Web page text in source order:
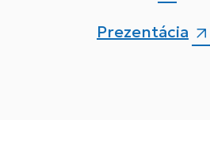
Prezentácia